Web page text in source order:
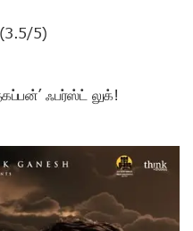
(3.5/5)
ஃபர்ஸ்ட் லுக்!